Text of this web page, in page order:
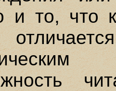
и то, что